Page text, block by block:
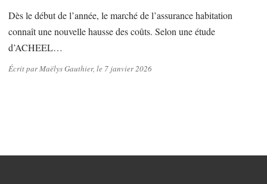
Dès le début de l’année, le marché de l’assurance habitation
connaît une nouvelle hausse des coûts. Selon une étude
d’ACHEEL…
Écrit par Maëlys Gauthier, le 7 janvier 2026